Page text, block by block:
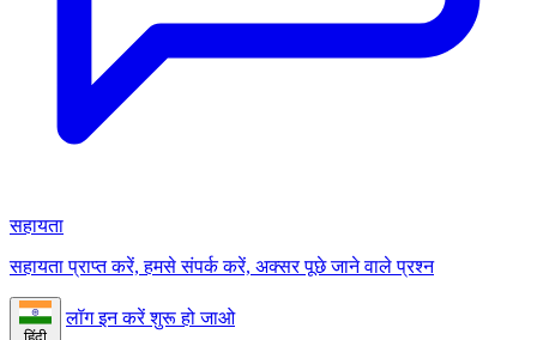
सहायता
सहायता प्राप्त करें, हमसे संपर्क करें, अक्सर पूछे जाने वाले प्रश्न
लॉग इन करेंशुरू हो जाओ